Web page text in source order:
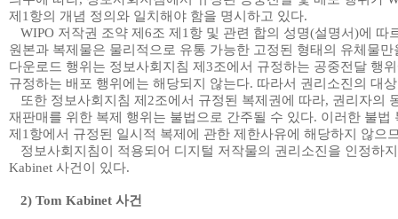
제 1 항의 개념 정의와 일치해야 함을 명시하고 있다.
WIPO 저작권 조약 제6조 제 1 항 및 관련 합의 성명(설명서)에 따
원본과 복제물은 물리적으로 유통 가능한 고정된 형태의 유체물만
다운로드 행위는 정보사회지침 제 3조에서 규정하는 공중전달 행
규정하는 배포 행위에는 해당되지 않는다. 따라서 권리소진의 대
또한 정보사회지침 제 2조에서 규정된 복제권에 따라, 권리자의
재판매를 위한 복제 행위는 불법으로 간주될 수 있다. 이러한 불법
제 1 항에서 규정된 일시적 복제에 관한 제한사유에 해당하지 않으
정보사회지침이 적용되어 디지털 저작물의 권리소진을 인정하
Kabinet 사건이 있다.
2) Tom Kabinet사건